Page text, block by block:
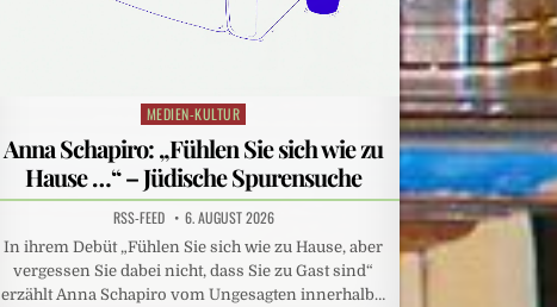
Posted
MEDIEN-KULTUR
Anna Schapiro: „Fühlen Sie sich wie zu
Hause …“ – Jüdische Spurensuche
RSS-FEED 6. AUGUST 2026
In ihrem Debüt „Fühlen Sie sich wie zu Hause, aber
vergessen Sie dabei nicht, dass Sie zu Gast sind“
erzählt Anna Schapiro vom Ungesagten innerhalb…